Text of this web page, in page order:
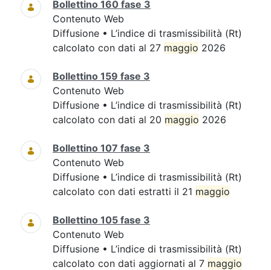
Bollettino 160 fase 3
Contenuto Web
Diffusione • L’indice di trasmissibilità (Rt)
calcolato con dati al 27 maggio 2026
Bollettino 159 fase 3
Contenuto Web
Diffusione • L’indice di trasmissibilità (Rt)
calcolato con dati al 20 maggio 2026
Bollettino 107 fase 3
Contenuto Web
Diffusione • L’indice di trasmissibilità (Rt)
calcolato con dati estratti il 21 maggio
Bollettino 105 fase 3
Contenuto Web
Diffusione • L’indice di trasmissibilità (Rt)
calcolato con dati aggiornati al 7 maggio